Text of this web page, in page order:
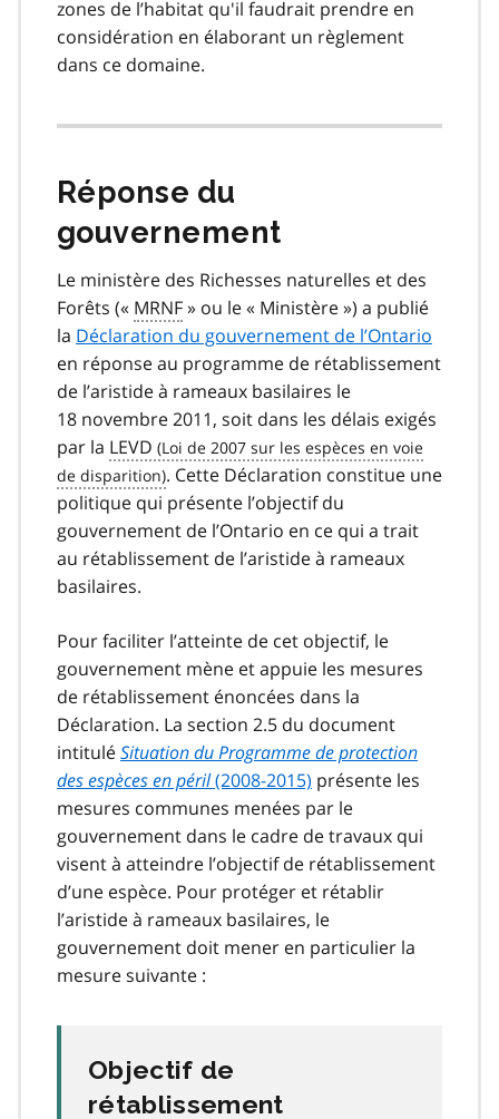
zones de l’habitat qu'il faudrait prendre en
considération en élaborant un règlement
dans ce domaine.
Réponse du
gouvernement
Le ministère des Richesses naturelles et des
Forêts (« MRNF» ou le « Ministère ») a publié
la Déclaration du gouvernement de l’Ontario
en réponse au programme de rétablissement
de l’aristide à rameaux basilaires le
18 novembre 2011, soit dans les délais exigés
par la LEVD
. Cette Déclaration constitue une
politique qui présente l’objectif du
gouvernement de l’Ontario en ce qui a trait
au rétablissement de l’aristide à rameaux
basilaires.
Pour faciliter l’atteinte de cet objectif, le
gouvernement mène et appuie les mesures
de rétablissement énoncées dans la
Déclaration. La section 2.5 du document
intituléSituation du Programme de protection
des espèces en péril(2008-2015) présente les
mesures communes menées par le
gouvernement dans le cadre de travaux qui
visent à atteindre l’objectif de rétablissement
d’une espèce. Pour protéger et rétablir
l’aristide à rameaux basilaires, le
gouvernement doit mener en particulier la
mesure suivante :
Objectif de
rétablissement